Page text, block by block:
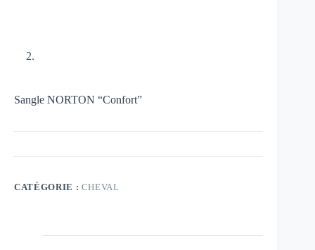
Sangle NORTON “Confort”
CATÉGORIE : CHEVAL